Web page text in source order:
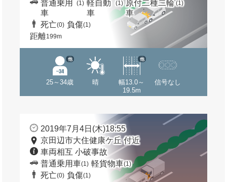
普通乗用
車
(1) 軽自動
車
(1) 原付二種二輪
車
(1)
死亡(0) 負傷(1)
距離199m
25～34歳
他
晴
幅13.0～
19.5m
他
信号なし
2019年7月4日(木)18:55
京田辺市大住健康ケ丘 付近
車両相互 小破事故
普通乗用車(1) 軽貨物車(1)
死亡(0) 負傷(1)